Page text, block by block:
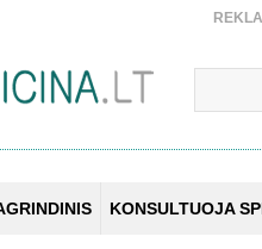
KONSULTUOJA